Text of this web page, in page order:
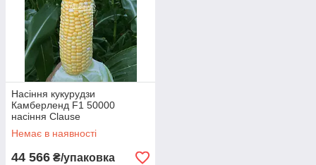
Насіння кукурудзи
Камберленд F1 50000
насіння Clause
Немає в наявності
44 566 ₴/упаковка